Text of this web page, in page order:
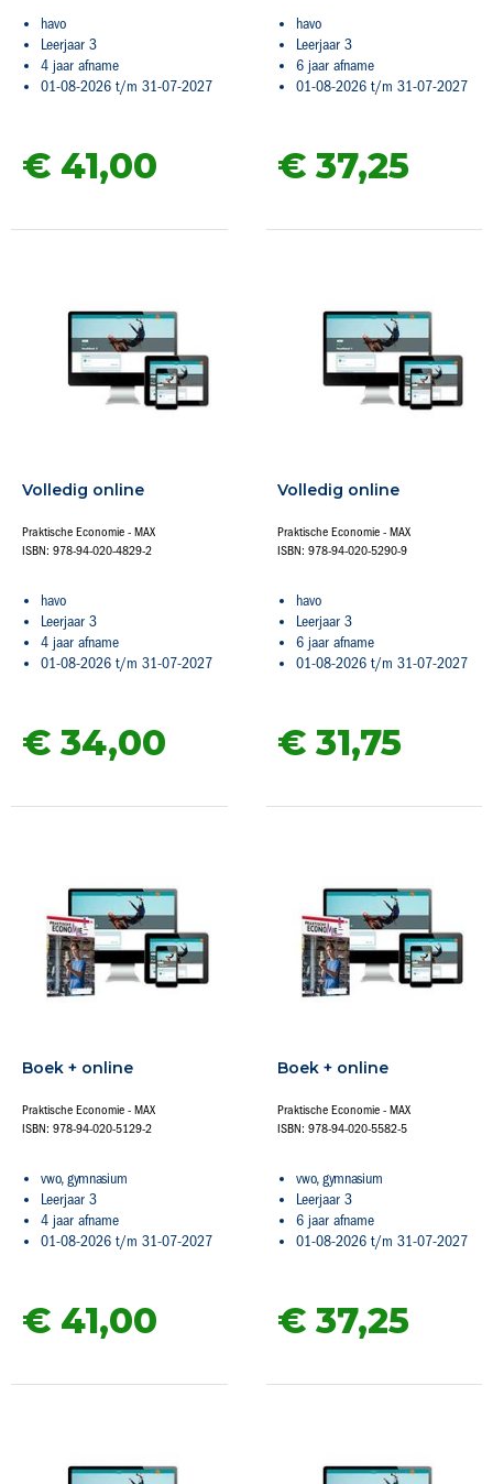
havo
Leerjaar 3
4 jaar afname
01-08-2026 t/m 31-07-2027
€ 41,00
havo
Leerjaar 3
6 jaar afname
01-08-2026 t/m 31-07-2027
€ 37,25
Volledig online
Praktische Economie - MAX
ISBN: 978-94-020-4829-2
havo
Leerjaar 3
4 jaar afname
01-08-2026 t/m 31-07-2027
€ 34,00
Volledig online
Praktische Economie - MAX
ISBN: 978-94-020-5290-9
havo
Leerjaar 3
6 jaar afname
01-08-2026 t/m 31-07-2027
€ 31,75
Boek + online
Praktische Economie - MAX
ISBN: 978-94-020-5129-2
vwo, gymnasium
Leerjaar 3
4 jaar afname
01-08-2026 t/m 31-07-2027
€ 41,00
Boek + online
Praktische Economie - MAX
ISBN: 978-94-020-5582-5
vwo, gymnasium
Leerjaar 3
6 jaar afname
01-08-2026 t/m 31-07-2027
€ 37,25